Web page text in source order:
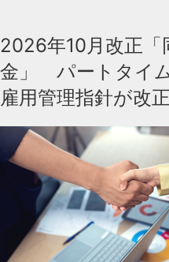
2026年10月改正「
金」 パートタイ
雇用管理指針が改